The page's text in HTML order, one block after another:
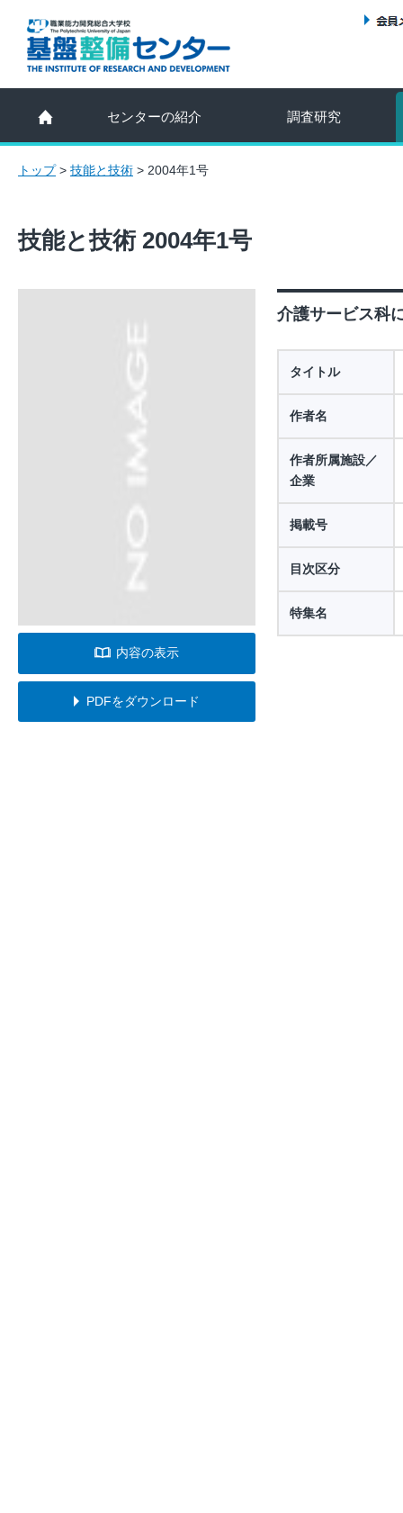
センターの紹介 調査研究
トップ> 技能と技術 > 2004年1号
技能と技術 2004年1号
内容の表示
PDFをダウンロード
介護サービス科
タイトル
作者名
作者所属施設／
企業
掲載号
目次区分
特集名